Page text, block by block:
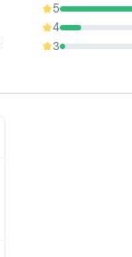
5
83.33%
4
13.33%
3
3.33%